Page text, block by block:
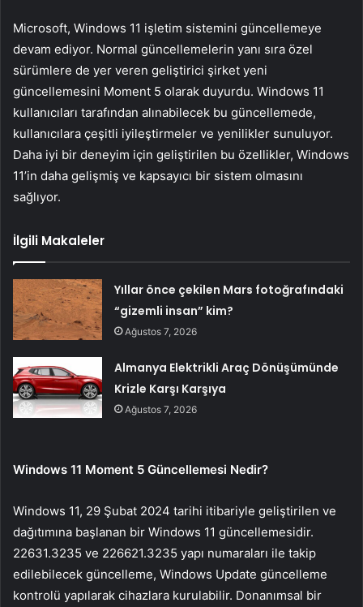
Microsoft, Windows 11 işletim sistemini güncellemeye
devam ediyor. Normal güncellemelerin yanı sıra özel
sürümlere de yer veren geliştirici şirket yeni
güncellemesini Moment 5 olarak duyurdu. Windows 11
kullanıcıları tarafından alınabilecek bu güncellemede,
kullanıcılara çeşitli iyileştirmeler ve yenilikler sunuluyor.
Daha iyi bir deneyim için geliştirilen bu özellikler, Windows
11’in daha gelişmiş ve kapsayıcı bir sistem olmasını
sağlıyor.
İlgili Makaleler
Yıllar önce çekilen Mars fotoğrafındaki
“gizemli insan” kim?
Ağustos 7, 2026
Almanya Elektrikli Araç Dönüşümünde
Krizle Karşı Karşıya
Ağustos 7, 2026
Windows 11 Moment 5 Güncellemesi Nedir?
Windows 11, 29 Şubat 2024 tarihi itibariyle geliştirilen ve
dağıtımına başlanan bir Windows 11 güncellemesidir.
22631.3235 ve 226621.3235 yapı numaraları ile takip
edilebilecek güncelleme, Windows Update güncelleme
kontrolü yapılarak cihazlara kurulabilir. Donanımsal bir